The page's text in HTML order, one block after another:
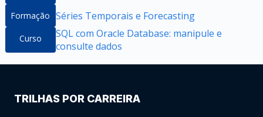
Formação Séries Temporais e Forecasting
Curso
SQL com Oracle Database: manipule e
consulte dados
TRILHAS POR CARREIRA